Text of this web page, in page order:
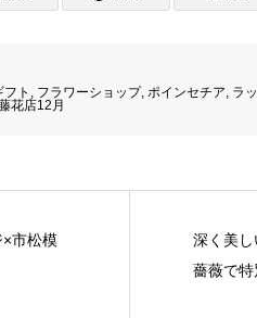
ト , フラワーショップ, ポインセチア, ラ
花店12月
市松模
深く美
薔薇で特